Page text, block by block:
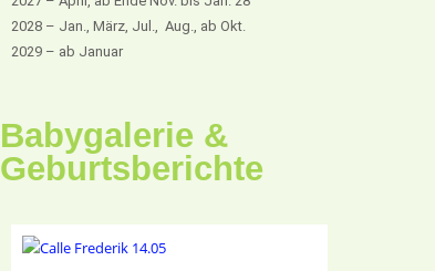
2028 – Jan., März, Jul., Aug., ab Okt.
2029 – ab Januar
Babygalerie &
Geburtsberichte